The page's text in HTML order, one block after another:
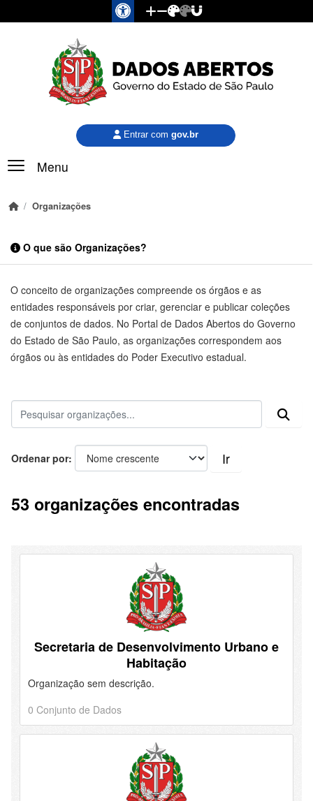
Pular para o conteúdo principal
Menu
Entrar com gov.br
Organizações
O que são Organizações?
O conceito de organizações compreende os órgãos e as
entidades responsáveis por criar, gerenciar e publicar coleções
de conjuntos de dados. No Portal de Dados Abertos do Governo
do Estado de São Paulo, as organizações correspondem aos
órgãos ou às entidades do Poder Executivo estadual.
Ordenar por Ir
53 organizações encontradas
Secretaria de Desenvolvimento Urbano e
Habitação
Organização sem descrição.
0 Conjunto de Dados